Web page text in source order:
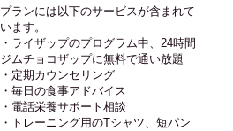
プランには以下のサービスが含まれて
います。
・ライザップのプログラム中、24時間
ジムチョコザップに無料で通い放題
・定期カウンセリング
・毎日の食事アドバイス
・電話栄養サポート相談
・トレーニング用のTシャツ、短パン